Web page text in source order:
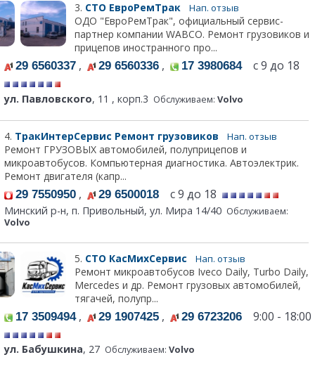
3. СТО ЕвроРемТрак Нап. отзыв
ОДО "ЕвроРемТрак", официальный сервис-
партнер компании WABCO. Ремонт грузовиков и
прицепов иностранного про...
29 6560337 , 29 6560336 , 17 3980684с 9 до 18
ул. Павловского, 11 , корп.3 Обслуживаем: Volvo
4. ТракИнтерСервис Ремонт грузовиков Нап. отзыв
Ремонт ГРУЗОВЫХ автомобилей, полуприцепов и
микроавтобусов. Компьютерная диагностика. Автоэлектрик.
Ремонт двигателя (капр...
29 7550950 , 29 6500018 с 9 до 18
Минский р-н, п. Привольный, ул. Мира 14/40 Обслуживаем:
Volvo
5. СТО КасМихСервис Нап. отзыв
Ремонт микроавтобусов Iveco Daily, Turbo Daily,
Mercedes и др. Ремонт грузовых автомобилей,
тягачей, полупр...
17 3509494, 29 1907425 , 29 6723206 9:00 - 18:00
ул. Бабушкина, 27 Обслуживаем: Volvo